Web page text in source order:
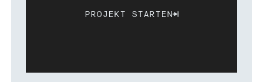
PROJEKT STARTEN